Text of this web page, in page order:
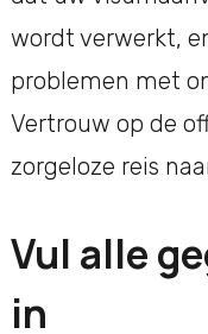
wordt verwerkt,
problemen met
Vertrouw op de
zorgeloze reis
Vul alle
in